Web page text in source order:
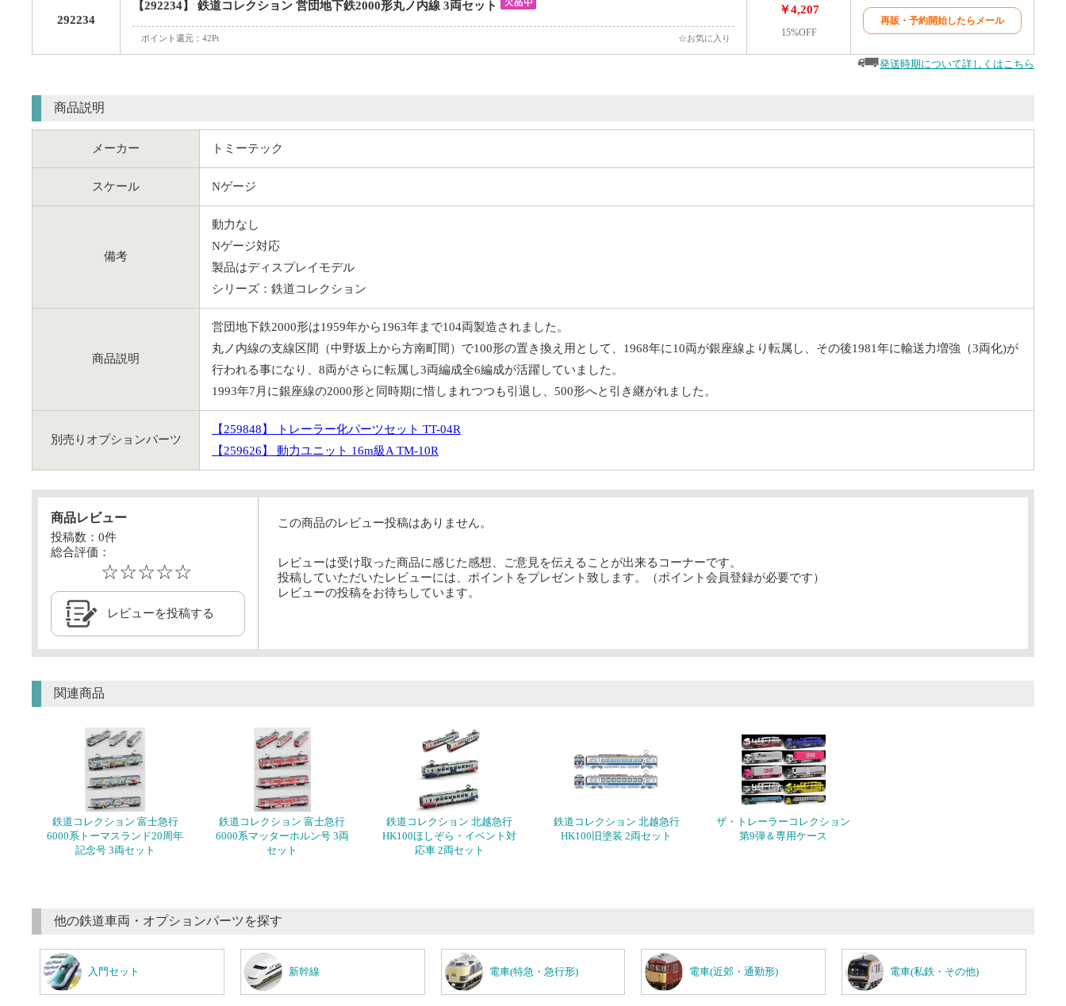
292234
【292234】 鉄道コレクション 営団地下鉄2000形丸ノ内線 3両セット
ポイント還元：42Pt ☆お気に入り
￥4,207
15%OFF
再販・予約開始したらメール
発送時期について詳しくはこちら
商品説明
メーカー トミーテック
スケール Nゲージ
備考
動力なし
Nゲージ対応
製品はディスプレイモデル
シリーズ：鉄道コレクション
商品説明
営団地下鉄2000形は1959年から1963年まで104両製造されました。
丸ノ内線の支線区間（中野坂上から方南町間）で100形の置き換え用として、1968年に10両が銀座線より転属し、その後1981年に輸送力増強（3両化)が
行われる事になり、8両がさらに転属し3両編成全6編成が活躍していました。
1993年7月に銀座線の2000形と同時期に惜しまれつつも引退し、500形へと引き継がれました。
別売りオプションパーツ
【259848】 トレーラー化パーツセット TT-04R
【259626】 動力ユニット 16m級A TM-10R
商品レビュー
投稿数： 0件
総合評価：
☆☆☆☆☆
レビューを投稿する
この商品のレビュー投稿はありません。
レビューは受け取った商品に感じた感想、ご意見を伝えることが出来るコーナーです。
投稿していただいたレビューには、ポイントをプレゼント致します。（ポイント会員登録が必要です）
レビューの投稿をお待ちしています。
関連商品
鉄道コレクション 富士急行
6000系トーマスランド20周年
記念号 3両セット
鉄道コレクション 富士急行
6000系マッターホルン号 3両
セット
鉄道コレクション 北越急行
HK100ほしぞら・イベント対
応車 2両セット
鉄道コレクション 北越急行
HK100旧塗装 2両セット
ザ・トレーラーコレクション
第9弾＆専用ケース
他の鉄道車両・オプションパーツを探す
入門セット 新幹線 電車(特急・急行形) 電車(近郊・通勤形) 電車(私鉄・その他)